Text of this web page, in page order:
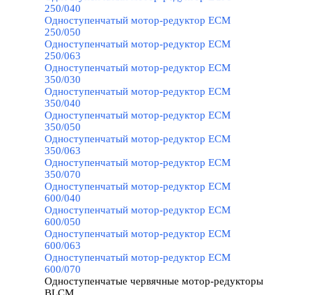
250/040
Одноступенчатый мотор-редуктор ECM
250/050
Одноступенчатый мотор-редуктор ECM
250/063
Одноступенчатый мотор-редуктор ECM
350/030
Одноступенчатый мотор-редуктор ECM
350/040
Одноступенчатый мотор-редуктор ECM
350/050
Одноступенчатый мотор-редуктор ECM
350/063
Одноступенчатый мотор-редуктор ECM
350/070
Одноступенчатый мотор-редуктор ECM
600/040
Одноступенчатый мотор-редуктор ECM
600/050
Одноступенчатый мотор-редуктор ECM
600/063
Одноступенчатый мотор-редуктор ECM
600/070
Одноступенчатые червячные мотор-редукторы